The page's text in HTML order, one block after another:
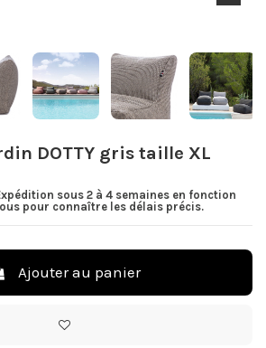
DOTTY gris taille XL
sous 2 à 4 semaines en fonction
pour connaître les délais précis.
Ajouter au panier